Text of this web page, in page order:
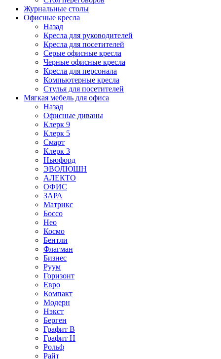
Журнальные столы
Офисные кресла
Назад
Кресла для руководителей
Кресла для посетителей
Серые офисные кресла
Черные офисные кресла
Кресла для персонала
Компьютерные кресла
Стулья для посетителей
Мягкая мебель для офиса
Назад
Офисные диваны
Клерк 9
Клерк 5
Смарт
Клерк 3
Ньюфорд
ЭВОЛЮШН
АЛЕКТО
ОФИС
ЗАРА
Матрикс
Боссо
Нео
Космо
Бентли
Флагман
Бизнес
Руум
Горизонт
Евро
Компакт
Модерн
Нэкст
Берген
Графит В
Графит Н
Рольф
Райт